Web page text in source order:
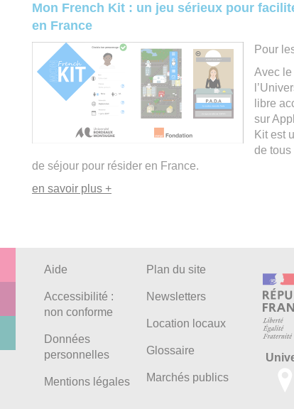
Mon French Kit : un jeu sérieux pour
en France
Pour
Avec le
libre
sur
Kit est
de tous
de séjour pour résider en France.
en savoir plus +
Aide
Accessibilité :
non conforme
Données
personnelles
Mentions légales
Plan du site
Newsletters
Location locaux
Glossaire
Marchés publics